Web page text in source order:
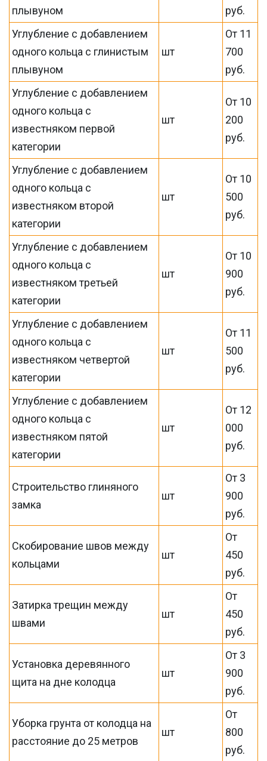
плывуном
руб.
Углубление с добавлением
одного кольца с глинистым
плывуном
шт
От 11
700
руб.
Углубление с добавлением
одного кольца с
известняком первой
категории
шт
От 10
200
руб.
Углубление с добавлением
одного кольца с
известняком второй
категории
шт
От 10
500
руб.
Углубление с добавлением
одного кольца с
известняком третьей
категории
шт
От 10
900
руб.
Углубление с добавлением
одного кольца с
известняком четвертой
категории
шт
От 11
500
руб.
Углубление с добавлением
одного кольца с
известняком пятой
категории
шт
От 12
000
руб.
Строительство глиняного
замка
шт
От 3
900
руб.
Скобирование швов между
кольцами
шт
От
450
руб.
Затирка трещин между
швами
шт
От
450
руб.
Установка деревянного
щита на дне колодца
шт
От 3
900
руб.
Уборка грунта от колодца на
расстояние до 25 метров
шт
От
800
руб.